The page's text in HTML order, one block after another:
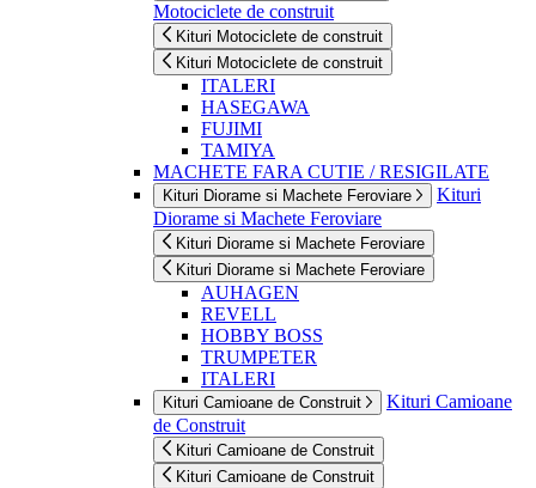
Motociclete de construit
Kituri Motociclete de construit
Kituri Motociclete de construit
ITALERI
HASEGAWA
FUJIMI
TAMIYA
MACHETE FARA CUTIE / RESIGILATE
Kituri Diorame si Machete Feroviare
Kituri
Diorame si Machete Feroviare
Kituri Diorame si Machete Feroviare
Kituri Diorame si Machete Feroviare
AUHAGEN
REVELL
HOBBY BOSS
TRUMPETER
ITALERI
Kituri Camioane de Construit
Kituri Camioane
de Construit
Kituri Camioane de Construit
Kituri Camioane de Construit